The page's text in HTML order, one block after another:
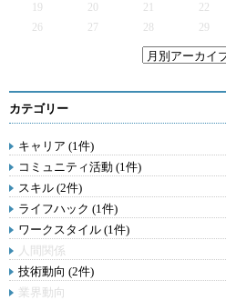
19
20 21 22
26
27 28 29
カテゴリー
キャリア (1件)
コミュニティ活動 (1件)
スキル (2件)
ライフハック (1件)
ワークスタイル (1件)
人間関係
技術動向 (2件)
業界動向